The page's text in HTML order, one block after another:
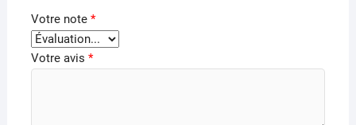
Votre note *
Votre avis *